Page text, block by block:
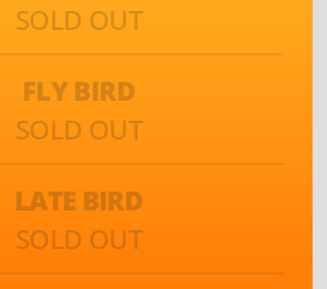
SOLD OUT
FLY BIRD
SOLD OUT
LATE BIRD
SOLD OUT